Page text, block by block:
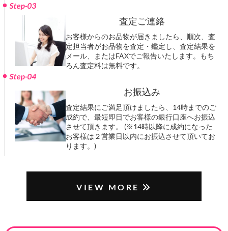
Step-03
査定ご連絡
お客様からのお品物が届きましたら、順次、査
定担当者がお品物を査定・鑑定し、査定結果を
メール、またはFAXでご報告いたします。もち
ろん査定料は無料です。
Step-04
お振込み
査定結果にご満足頂けましたら、14時までのご
成約で、最短即日でお客様の銀行口座へお振込
させて頂きます。 (※14時以降に成約になった
お客様は２営業日以内にお振込させて頂いてお
ります。)
VIEW MORE